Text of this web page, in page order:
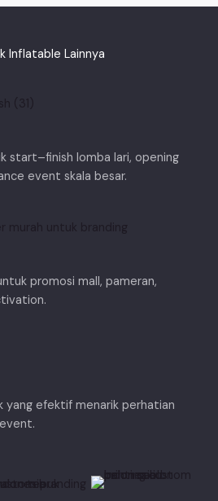
Inflatable Lainnya
start–finish lomba lari, opening
event skala besar.
promosi mall, pameran,
yang efektif menarik perhatian